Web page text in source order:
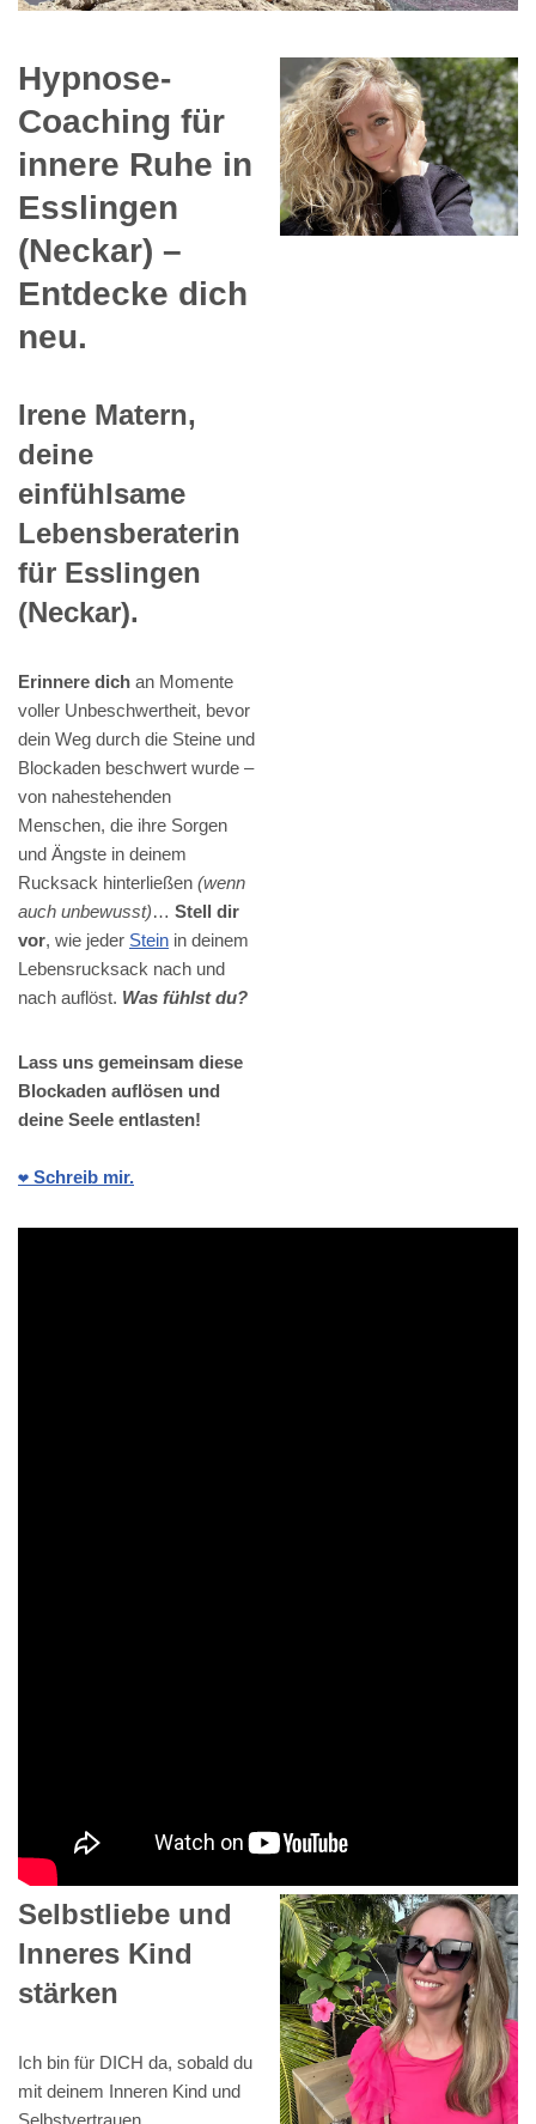
Hypnose-
Coaching für
innere Ruhe in
Esslingen
(Neckar) –
Entdecke dich
neu.
Irene Matern,
deine
einfühlsame
Lebensberaterin
für Esslingen
(Neckar).
Erinnere dich an Momente
voller Unbeschwertheit, bevor
dein Weg durch die Steine und
Blockaden beschwert wurde –
von nahestehenden
Menschen, die ihre Sorgen
und Ängste in deinem
Rucksack hinterließen (wenn
auch unbewusst)… Stell dir
vor, wie jeder Stein in deinem
Lebensrucksack nach und
nach auflöst. Was fühlst du?
Lass uns gemeinsam diese
Blockaden auflösen und
deine Seele entlasten!
❤️ Schreib mir.
Selbstliebe und
Inneres Kind
stärken
Ich bin für DICH da, sobald du
mit deinem Inneren Kind und